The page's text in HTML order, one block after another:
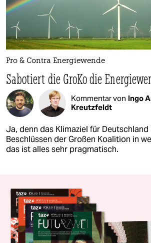
Pro & Contra Energiewende
Sabotiert die GroKo die
Kommentar von Ingo
Kreutzfeldt
Ja, denn das Klimaziel für
Beschlüssen der Großen Koalition in
das ist alles sehr pragmatisch.